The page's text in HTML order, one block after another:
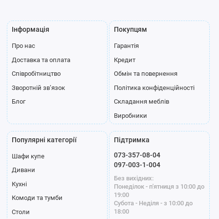
Профіль
Стандарт
Модена білий Модена графіт
Інформація
Про нас
Доставка та оплата
Співробітництво
Зворотній зв’язок
Блог
Покупцям
Гарантія
Кредит
Обмін та повернення
Політика конфіденційності
Складання меблів
Виробники
Популярні категорії
Шафи купе
Дивани
Кухні
Комоди та тумби
Столи
Підтримка
073-357-08-04
097-003-1-004
Без вихідних:
Понеділок - п'ятниця з 10:00 до
19:00
Субота - Неділя - з 10:00 до
18:00